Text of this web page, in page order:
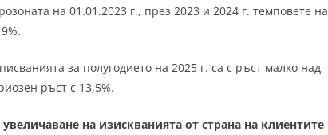
на 01.01.2023 г., през 2023 и 2024 г. темповете на
за полугодието на 2025 г. са с ръст малко над
ръст с 13,5%.
на изискванията от страна на клиентите